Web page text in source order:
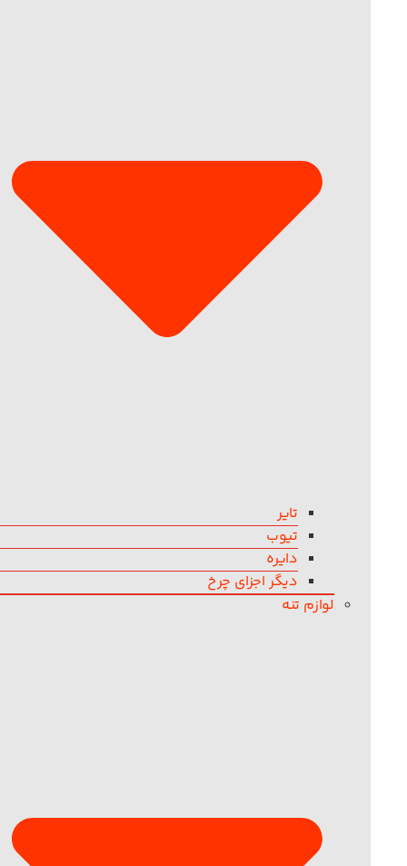
تایر
تیوب
دایره
دیگر اجزای چرخ
لوازم تنه